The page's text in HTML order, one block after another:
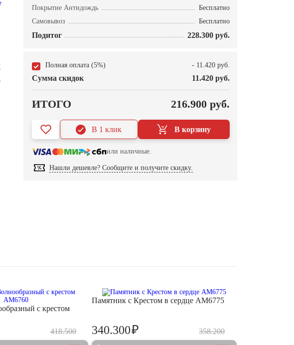
Покрытие Антидождь
Бесплатно
Самовывоз
Бесплатно
Подитог 228.300 руб.
Полная оплата (5%) - 11.420 руб.
Сумма скидок 11.420 руб.
ИТОГО 216.900 руб.
В корзину
В 1 клик
или наличные.
Нашли дешевле? Сообщите и получите скидку.
с крестом
418.500
Памятник с Крестом в сердце AM6775
358.200
340.300₽